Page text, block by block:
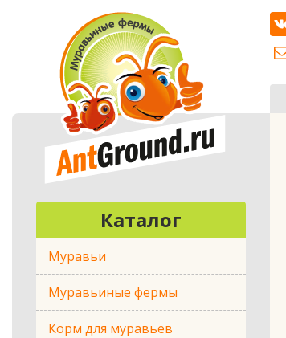
Каталог
Муравьи
Муравьиные фермы
Корм для муравьев